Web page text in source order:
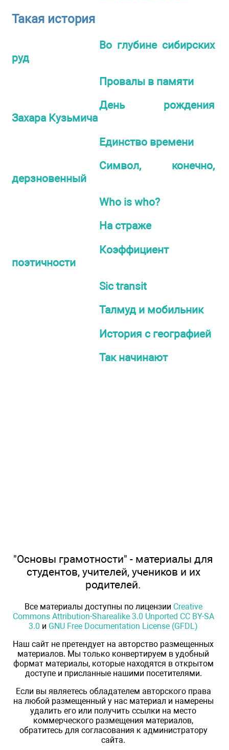
Такая история
Во глубине сибирских
руд
Провалы в памяти
День рождения
Захара Кузьмича
Единство времени
Символ, конечно,
дерзновенный
Who is who?
На страже
Коэффициент
поэтичности
Sic transit
Талмуд и мобильник
История с географией
Так начинают
"Основы грамотности" - материалы для
студентов, учителей, учеников и их
родителей.
Все материалы доступны по лицензии Creative
Commons Attribution-Sharealike 3.0 Unported CC BY-SA
3.0 и GNU Free Documentation License (GFDL)
Наш сайт не претендует на авторство размещенных
материалов. Мы только конвертируем в удобный
формат материалы, которые находятся в открытом
доступе и присланные нашими посетителями.
Если вы являетесь обладателем авторского права
на любой размещенный у нас материал и намерены
удалить его или получить ссылки на место
коммерческого размещения материалов,
обратитесь для согласования к администратору
сайта.